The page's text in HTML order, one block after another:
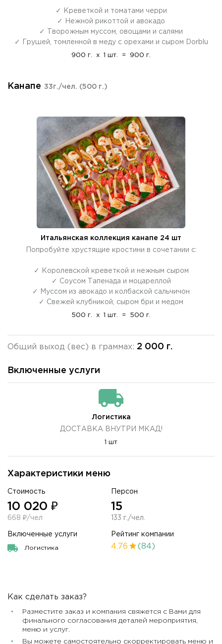
Характеристики меню
Стоимость
10 020 ₽
668 ₽/чел
Персон
15
133 г./чел.
Включенные услуги
Логистика
Рейтинг компании
4.76 (84)
✓ Креветкой и томатами черри
✓ Нежной рикоттой и авокадо
✓ Творожным муссом, овощами и салями
✓ Грушей, томленной в меду с орехами и сыром Dorblu
900 г. x 1 шт. = 900 г.
Канапе 33г./чел. (500 г.)
Итальянская коллекция канапе 24 шт
Попробуйте хрустящие кростини в сочетании с:
✓ Королевской креветкой и нежным сыром
✓ Соусом Тапенада и моцареллой
✓ Муссом из авокадо и колбаской сальчичон
✓ Свежей клубникой, сыром бри и медом
500 г. x 1 шт. = 500 г.
Общий выход (вес) в граммах: 2 000 г.
Включенные услуги
Логистика
ДОСТАВКА ВНУТРИ МКАД!
1 шт
Как сделать заказ?
Разместите заказ и компания свяжется с Вами для
финального согласования деталей мероприятия,
меню и услуг.
Вы можете самостоятельно скорректировать меню и